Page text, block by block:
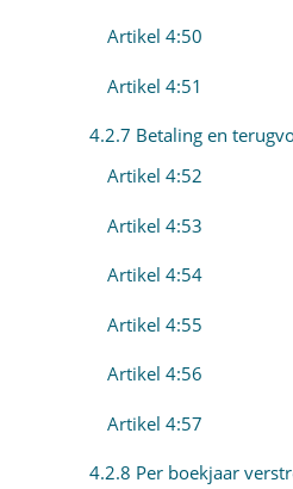
Artikel 4:50
Artikel 4:51
4.2.7 Betaling en
Artikel 4:52
Artikel 4:53
Artikel 4:54
Artikel 4:55
Artikel 4:56
Artikel 4:57
4.2.8 Per boekjaar